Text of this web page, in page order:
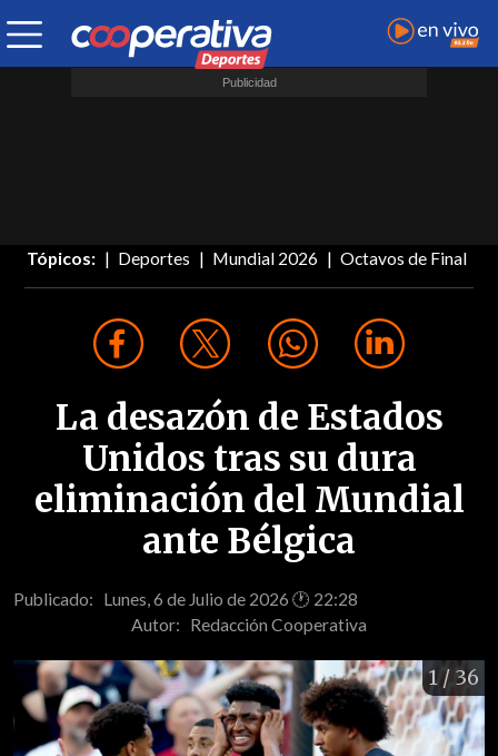
Tópicos: Deportes Mundial 2026 Octavos de Final
La desazón de Estados
Unidos tras su dura
eliminación del Mundial
ante Bélgica
Publicado: Lunes, 6 de Julio de 2026 🕐 22:28
Autor: Redacción Cooperativa
1/ 36